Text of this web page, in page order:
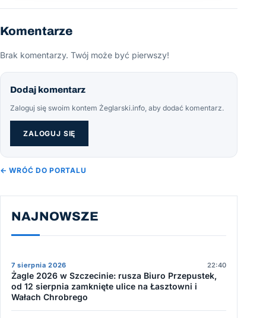
Komentarze
Brak komentarzy. Twój może być pierwszy!
Dodaj komentarz
Zaloguj się swoim kontem Żeglarski.info, aby dodać komentarz.
ZALOGUJ SIĘ
← WRÓĆ DO PORTALU
NAJNOWSZE
7 sierpnia 2026 22:40
Żagle 2026 w Szczecinie: rusza Biuro Przepustek,
od 12 sierpnia zamknięte ulice na Łasztowni i
Wałach Chrobrego